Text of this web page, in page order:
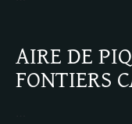
AIRE DE
FONTIERS